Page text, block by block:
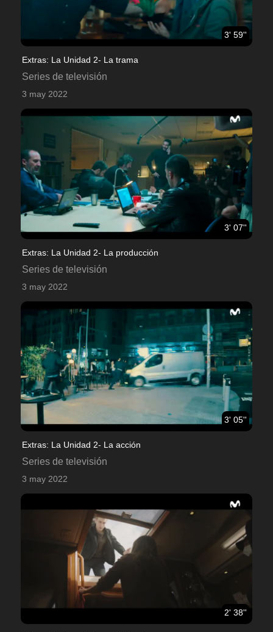
3' 59''
Extras: La Unidad 2- La trama
Series de televisión
3 may 2022
3' 07''
Extras: La Unidad 2- La producción
Series de televisión
3 may 2022
3' 05''
Extras: La Unidad 2- La acción
Series de televisión
3 may 2022
2' 38''